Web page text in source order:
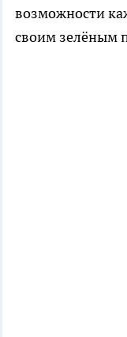
возможности
своим зелёным